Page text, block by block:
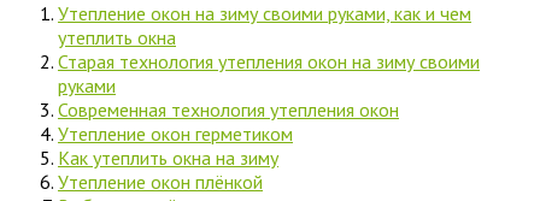
Утепление окон на зиму своими руками, как и чем
утеплить окна
Старая технология утепления окон на зиму своими
руками
Современная технология утепления окон
Утепление окон герметиком
Как утеплить окна на зиму
Утепление окон плёнкой